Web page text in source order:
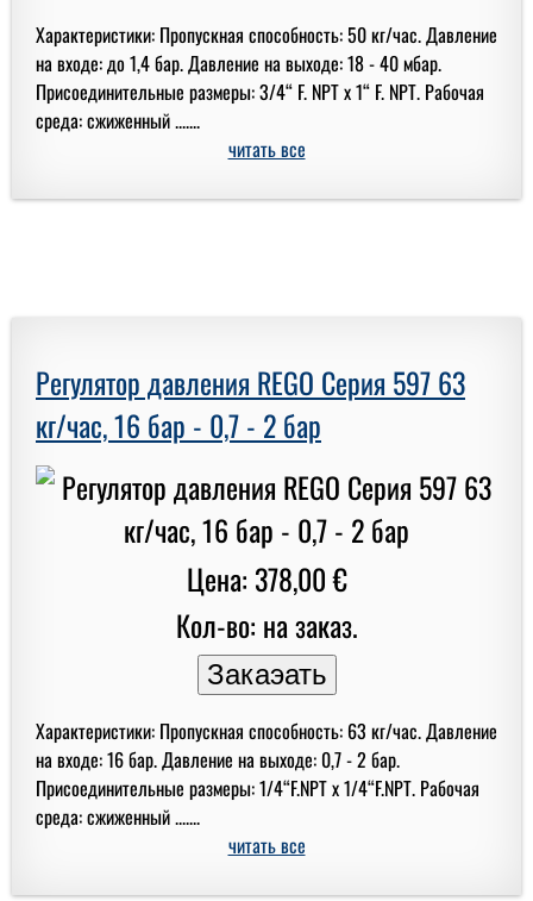
Характеристики: Пропускная способность: 50 кг/час. Давление
на входе: до 1,4 бар. Давление на выходе: 18 - 40 мбар.
Присоединительные размеры: 3/4“ F. NPT x 1“ F. NPT. Рабочая
среда: сжиженный .......
читать все
Регулятор давления REGO Серия 597 63
кг/час, 16 бар - 0,7 - 2 бар
Цена: 378,00 €
Кол-во: на заказ.
Характеристики: Пропускная способность: 63 кг/час. Давление
на входе: 16 бар. Давление на выходе: 0,7 - 2 бар.
Присоединительные размеры: 1/4“F.NPT x 1/4“F.NPT. Рабочая
среда: сжиженный .......
читать все